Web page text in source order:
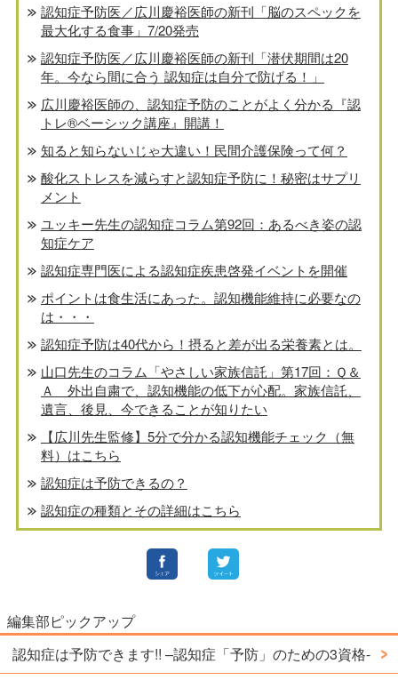
認知症予防医／広川慶裕医師の新刊「脳のスペックを
最大化する食事」7/20発売
認知症予防医／広川慶裕医師の新刊「潜伏期間は20
年。今なら間に合う 認知症は自分で防げる！」
広川慶裕医師の、認知症予防のことがよく分かる『認
トレ®️ベーシック講座』開講！
知ると知らないじゃ大違い！民間介護保険って何？
酸化ストレスを減らすと認知症予防に！秘密はサプリ
メント
ユッキー先生の認知症コラム第92回：あるべき姿の認
知症ケア
認知症専門医による認知症疾患啓発イベントを開催
ポイントは食生活にあった。認知機能維持に必要なの
は・・・
認知症予防は40代から！摂ると差が出る栄養素とは。
山口先生のコラム「やさしい家族信託」第17回：Ｑ＆
Ａ 外出自粛で、認知機能の低下が心配。家族信託、
遺言、後見、今できることが知りたい
【広川先生監修】5分で分かる認知機能チェック（無
料）はこちら
認知症は予防できるの？
認知症の種類とその詳細はこちら
編集部ピックアップ
認知症は予防できます!! –認知症「予防」のための3資格-